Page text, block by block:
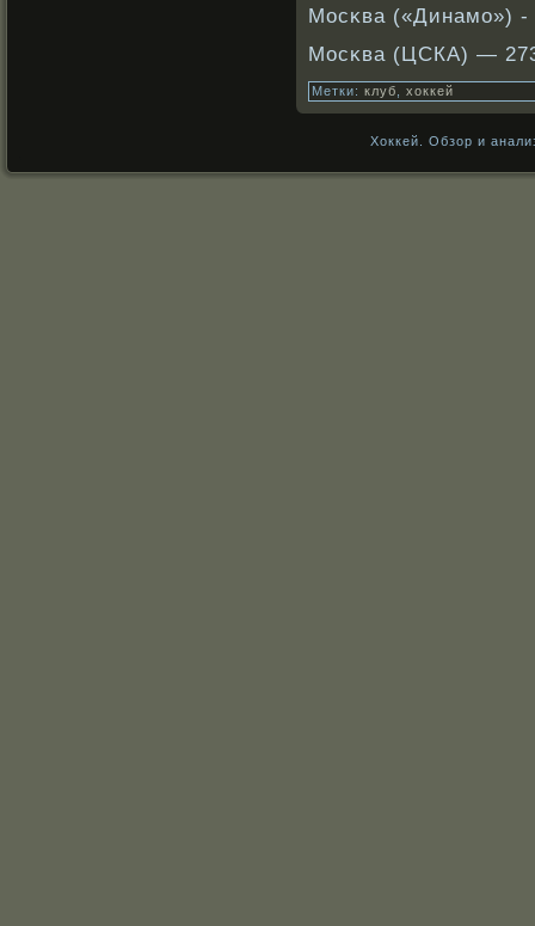
Мосκва («Динамо») -
Мосκва (ЦСКА) —
Метки: клуб хоккей
Хоккей. Обзор и